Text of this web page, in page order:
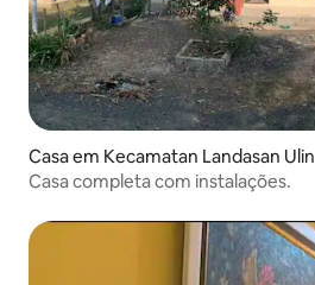
Casa em Kecamatan Landasan Ulin
Casa completa com instalações.